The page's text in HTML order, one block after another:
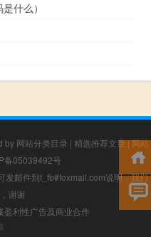
什么）
by 网站分类目录 | 精选推荐文章|网站
备05039492号
发邮件到f_fb#foxmail.com说明，我们
谢谢
盈利性广告及商业合作